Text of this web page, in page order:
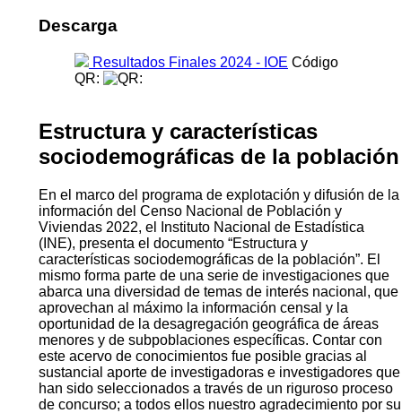
Descarga
Resultados Finales 2024 - IOE Código
QR:
Estructura y características
sociodemográficas de la población
En el marco del programa de explotación y difusión de la
información del Censo Nacional de Población y
Viviendas 2022, el Instituto Nacional de Estadística
(INE), presenta el documento “Estructura y
características sociodemográficas de la población”. El
mismo forma parte de una serie de investigaciones que
abarca una diversidad de temas de interés nacional, que
aprovechan al máximo la información censal y la
oportunidad de la desagregación geográfica de áreas
menores y de subpoblaciones específicas. Contar con
este acervo de conocimientos fue posible gracias al
sustancial aporte de investigadoras e investigadores que
han sido seleccionados a través de un riguroso proceso
de concurso; a todos ellos nuestro agradecimiento por su